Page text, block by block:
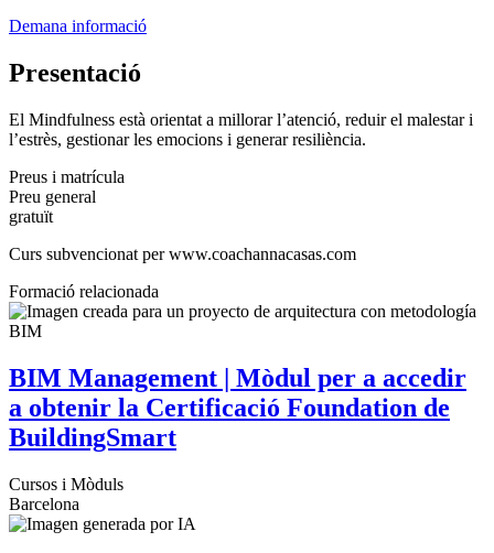
Demana informació
Presentació
El Mindfulness està orientat a millorar l’atenció, reduir el malestar i
l’estrès, gestionar les emocions i generar resiliència.
Preus i matrícula
Preu general
gratuït
Curs subvencionat per www.coachannacasas.com
Formació relacionada
BIM Management | Mòdul per a accedir
a obtenir la Certificació Foundation de
BuildingSmart
Cursos i Mòduls
Barcelona